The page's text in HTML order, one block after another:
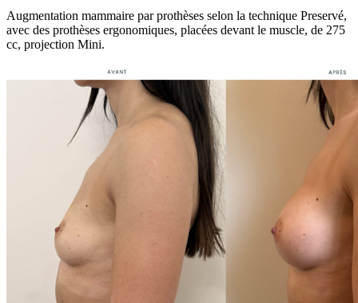
Augmentation mammaire par prothèses selon la technique Preservé,
avec des prothèses ergonomiques, placées devant le muscle, de 275
cc, projection Mini.